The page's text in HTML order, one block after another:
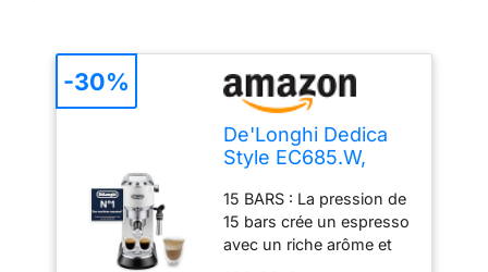
De'Longhi Dedica
Style EC685.W,
Pompe en Acier
Inoxydable Pour
Café Moulu ou
15 BARS : La pression de
15 bars crée un espresso
avec un riche arôme et
-30%